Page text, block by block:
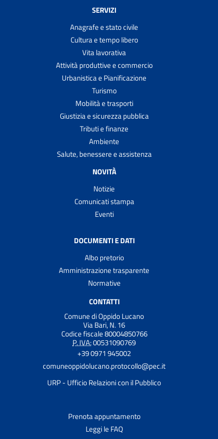
SERVIZI
Anagrafe e stato civile
Cultura e tempo libero
Vita lavorativa
Attività produttive e commercio
Urbanistica e Pianificazione
Turismo
Mobilità e trasporti
Giustizia e sicurezza pubblica
Tributi e finanze
Ambiente
Salute, benessere e assistenza
NOVITÀ
Notizie
Comunicati stampa
Eventi
DOCUMENTI E DATI
Albo pretorio
Amministrazione trasparente
Normative
CONTATTI
Comune di Oppido Lucano
Via Bari, N. 16
Codice fiscale 80004850766
P. IVA:00531090769
+39 0971 945002
comuneoppidolucano.protocollo@pec.it
URP - Ufficio Relazioni con il Pubblico
Prenota appuntamento
Leggi le FAQ